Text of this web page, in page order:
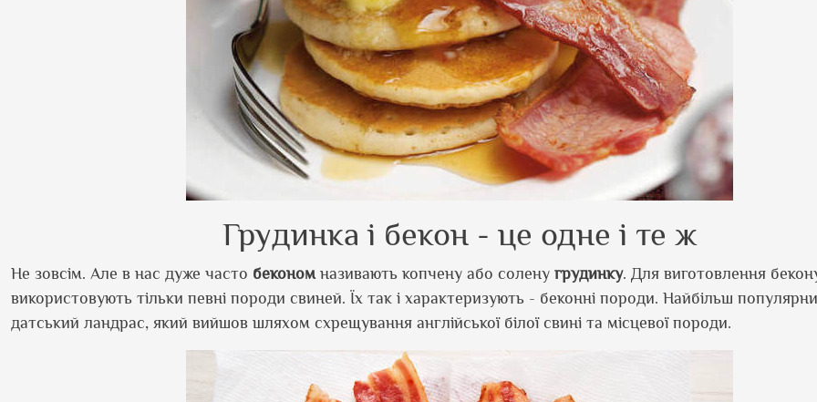
Грудинка і бекон - це одне і те ж
Не зовсім. Але в нас дуже часто беконом називають копчену або солену грудинку. Для виготовлення
використовують тільки певні породи свиней. Їх так і характеризують - беконні породи. Найбільш
датський ландрас, який вийшов шляхом схрещування англійської білої свині та місцевої породи.